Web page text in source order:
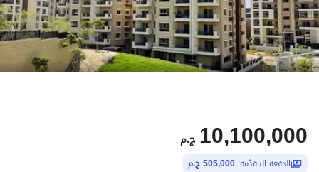
ج.م 10,100,000
الدفعة المقدّمة: 505,000 ج.م